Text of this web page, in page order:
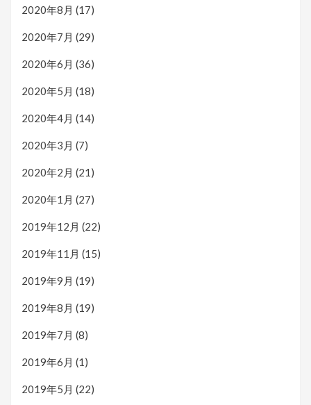
2020年8月 (17)
2020年7月 (29)
2020年6月 (36)
2020年5月 (18)
2020年4月 (14)
2020年3月 (7)
2020年2月 (21)
2020年1月 (27)
2019年12月 (22)
2019年11月 (15)
2019年9月 (19)
2019年8月 (19)
2019年7月 (8)
2019年6月 (1)
2019年5月 (22)